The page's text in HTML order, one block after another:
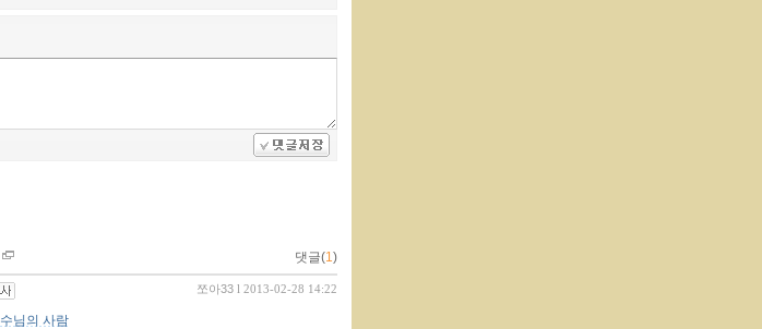
댓글(1)
쪼아33 l 2013-02-28 14:22
님의 사람